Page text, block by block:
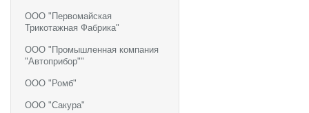
ООО "Первомайская
Трикотажная Фабрика"
ООО "Промышленная компания
"Автоприбор""
ООО "Ромб"
ООО "Сакура"